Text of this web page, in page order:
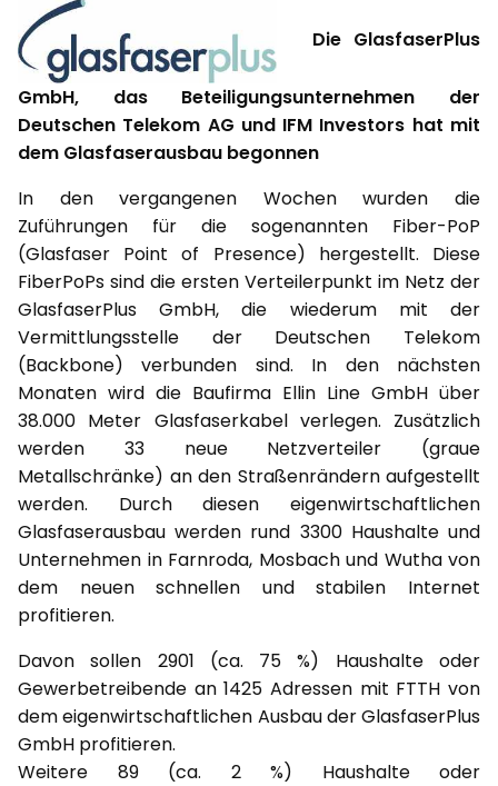
Die GlasfaserPlus
GmbH, das Beteiligungsunternehmen der
Deutschen Telekom AG und IFM Investors hat mit
dem Glasfaserausbau begonnen
In den vergangenen Wochen wurden die
Zuführungen für die sogenannten Fiber-PoP
(Glasfaser Point of Presence) hergestellt. Diese
FiberPoPs sind die ersten Verteilerpunkt im Netz der
GlasfaserPlus GmbH, die wiederum mit der
Vermittlungsstelle der Deutschen Telekom
(Backbone) verbunden sind. In den nächsten
Monaten wird die Baufirma Ellin Line GmbH über
38.000 Meter Glasfaserkabel verlegen. Zusätzlich
werden 33 neue Netzverteiler (graue
Metallschränke) an den Straßenrändern aufgestellt
werden. Durch diesen eigenwirtschaftlichen
Glasfaserausbau werden rund 3300 Haushalte und
Unternehmen in Farnroda, Mosbach und Wutha von
dem neuen schnellen und stabilen Internet
profitieren.
Davon sollen 2901 (ca. 75 %) Haushalte oder
Gewerbetreibende an 1425 Adressen mit FTTH von
dem eigenwirtschaftlichen Ausbau der GlasfaserPlus
GmbH profitieren.
Weitere 89 (ca. 2 %) Haushalte oder